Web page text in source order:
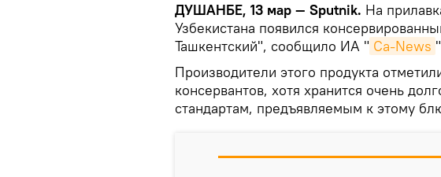
ДУШАНБЕ, 13 мар — Sputnik. На
Узбекистана появился
Ташкентский", сообщило ИА " Сa-News
Производители этого продукта
консервантов, хотя хранится очень
стандартам, предъявляемым к этому